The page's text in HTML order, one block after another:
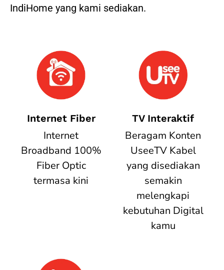
IndiHome yang kami sediakan.
Internet Fiber
Internet
Broadband 100%
Fiber Optic
termasa kini
TV Interaktif
Beragam Konten
UseeTV Kabel
yang disediakan
semakin
melengkapi
kebutuhan Digital
kamu